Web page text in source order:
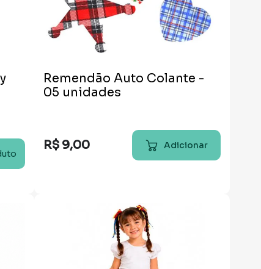
Remendão Auto Colante -
05 unidades
R$ 9,00 Adicionar